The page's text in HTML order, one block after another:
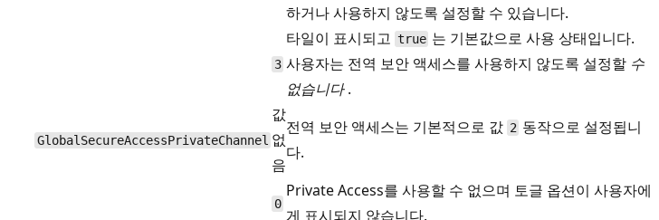
하거나 사용하지 않도록 설정할 수 있습니다.
3
타일이 표시되고 true 는 기본값으로 사용 상태입니다.
사용자는 전역 보안 액세스를 사용하지 않도록 설정할 수
없습니다.
GlobalSecureAccessPrivateChannel
값
없
음
전역 보안 액세스는 기본적으로 값 2 동작으로 설정됩니
다.
0
Private Access를 사용할 수 없으며 토글 옵션이 사용자에
게 표시되지 않습니다.